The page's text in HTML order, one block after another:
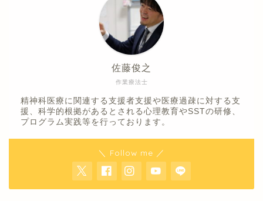
作業療法士
佐藤俊之
精神科医療に関連する支援者支援や医療過疎に対する支
援、科学的根拠があるとされる心理教育やSSTの研修、
プログラム実践等を行っております。
＼ Follow me ／